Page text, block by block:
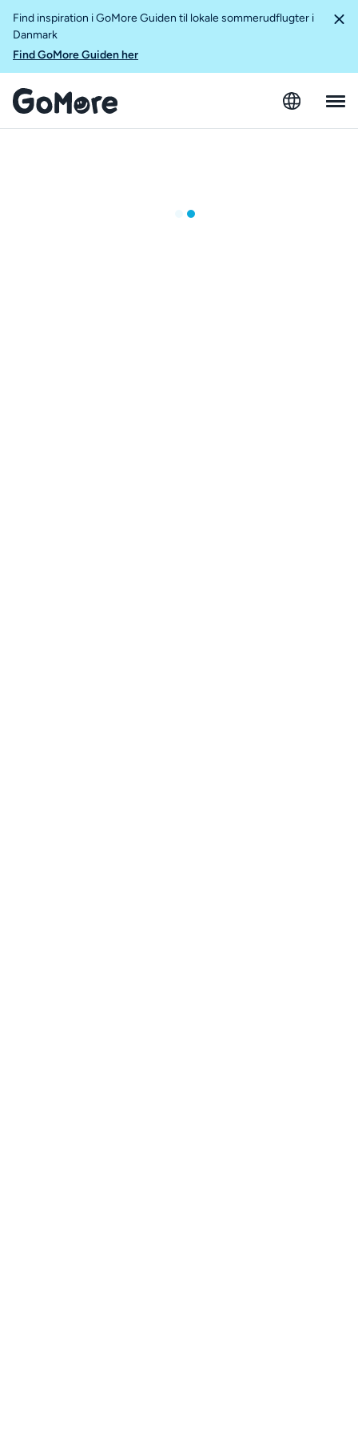
Find inspiration i GoMore Guiden til lokale sommerudflugter i
Danmark
Find GoMore Guiden her